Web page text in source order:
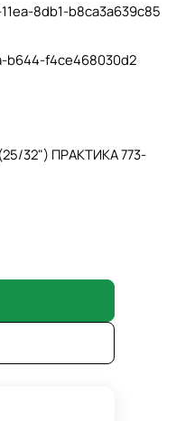
8db1-b8ca3a639c85
b644-f4ce468030d2
32") ПРАКТИКА 773-